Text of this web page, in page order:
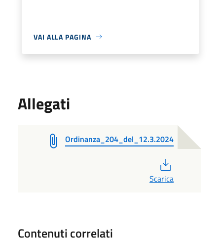
VAI ALLA PAGINA
Allegati
Ordinanza_204_del_12.3.2024
Scarica
Contenuti correlati